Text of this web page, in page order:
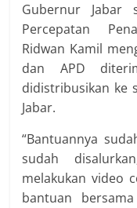
Gubernur Jabar
Percepatan
Ridwan Kamil
dan APD
didistribusikan ke
Jabar.
“Bantuannya
sudah
melakukan video
bantuan